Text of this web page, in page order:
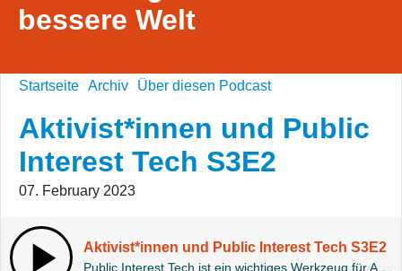
bessere Welt
Startseite Archiv Über diesen Podcast
Aktivist*innen und Public
Interest Tech S3E2
07. February 2023
Aktivist*innen und Public Interest Tech S3E2